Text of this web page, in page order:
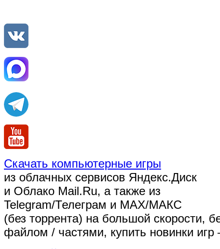
Скачать компьютерные игры
из облачных сервисов Яндекс.Диск
и Облако Mail.Ru, а также из
Telegram/Телеграм и MAX/МАКС
(без торрента) на большой скорости,
файлом / частями, купить новинки